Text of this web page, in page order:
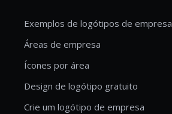
Exemplos de logótipos de empresa
Áreas de empresa
Ícones por área
Design de logótipo gratuito
Crie um logótipo de empresa